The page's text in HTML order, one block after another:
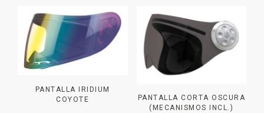
PANTALLA IRIDIUM
COYOTE
PANTALLA CORTA OSCURA
(MECANISMOS INCL.)